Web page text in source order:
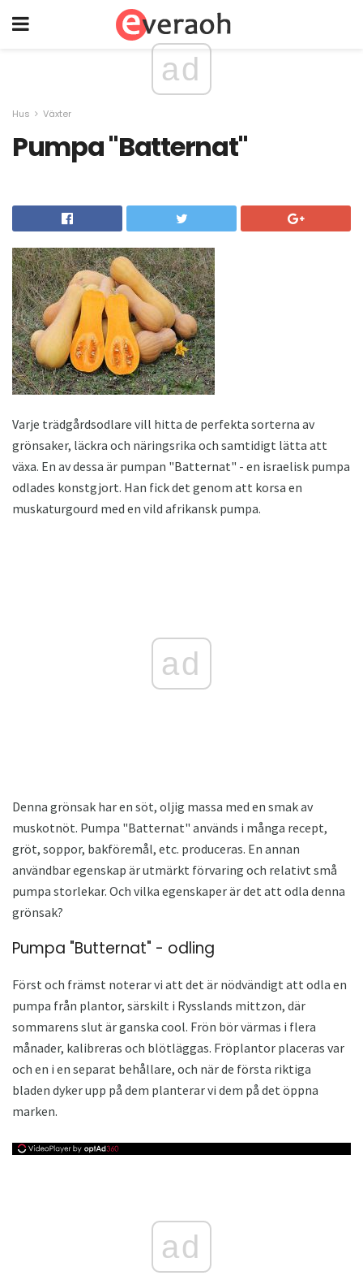
ad
Hus Växter
Pumpa "Batternat"
Varje trädgårdsodlare vill hitta de perfekta sorterna av
grönsaker, läckra och näringsrika och samtidigt lätta att
växa. En av dessa är pumpan "Batternat" - en israelisk pumpa
odlades konstgjort. Han fick det genom att korsa en
muskaturgourd med en vild afrikansk pumpa.
ad
Denna grönsak har en söt, oljig massa med en smak av
muskotnöt. Pumpa "Batternat" används i många recept,
gröt, soppor, bakföremål, etc. produceras. En annan
användbar egenskap är utmärkt förvaring och relativt små
pumpa storlekar. Och vilka egenskaper är det att odla denna
grönsak?
Pumpa "Butternat" - odling
Först och främst noterar vi att det är nödvändigt att odla en
pumpa från plantor, särskilt i Rysslands mittzon, där
sommarens slut är ganska cool. Frön bör värmas i flera
månader, kalibreras och blötläggas. Fröplantor placeras var
och en i en separat behållare, och när de första riktiga
bladen dyker upp på dem planterar vi dem på det öppna
marken.
ad